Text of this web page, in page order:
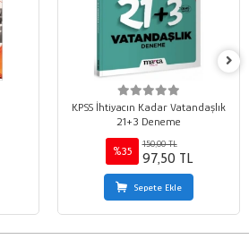
KPSS İhtiyacın Kadar Vatandaşlık
21+3 Deneme
%35
150,00 TL
97,50 TL
Sepete Ekle